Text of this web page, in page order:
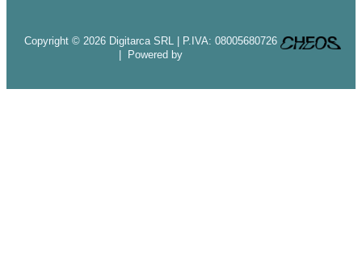
Copyright © 2026 Digitarca SRL | P.IVA: 08005680726
| Powered by